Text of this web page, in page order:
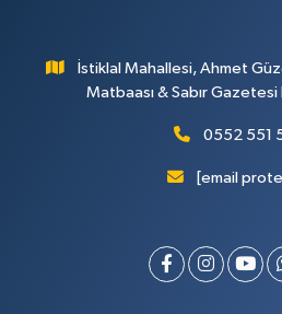
İstiklal Mahallesi, Ahmet
Matbaası & Sabır
0552 551
[email